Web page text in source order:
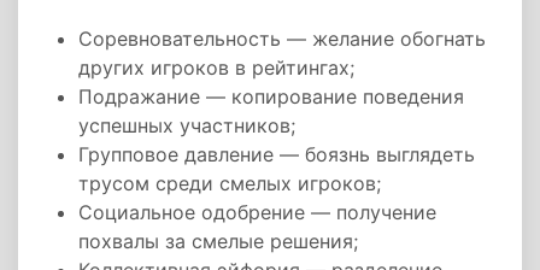
Соревновательность — желание обогнать
других игроков в рейтингах;
Подражание — копирование поведения
успешных участников;
Групповое давление — боязнь выглядеть
трусом среди смелых игроков;
Социальное одобрение — получение
похвалы за смелые решения;